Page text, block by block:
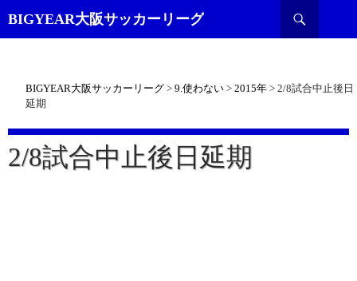
BIGYEAR大阪サッカーリーグ
索
BIGYEAR大阪サッカーリーグ > 9.使わない > 2015年 > 2/8試合中止後日
延期
2/8試合中止後日延期